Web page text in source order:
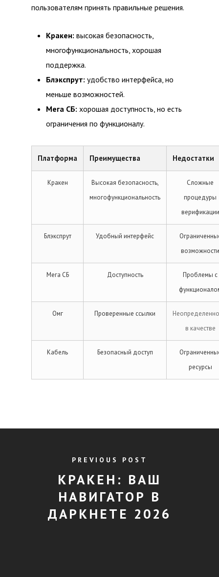
пользователям принять правильные решения.
Кракен: высокая безопасность,
многофункциональность, хорошая
поддержка.
Блэкспрут: удобство интерфейса, но
меньше возможностей.
Мега СБ: хорошая доступность, но есть
ограничения по функционалу.
Платформа Преимущества Недостатки
Кракен
Высокая безопасность,
многофункциональность
Сложные
процедуры
верификации
Блэкспрут Удобный интерфейс
возможности
Мега СБ Доступность
Проблемы с
Омг Проверенные ссылки
в качестве
Кабель Безопасный доступ
ресурсы
PREVIOUS POST
КРАКЕН: ВАШ
НАВИГАТОР В
ДАРКНЕТЕ 2026